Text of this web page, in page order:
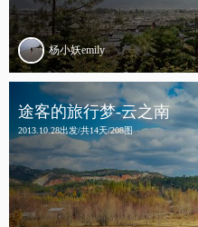
杨小妖emily
途客的旅行梦-云之南
2013.10.28出发/共14天/208图